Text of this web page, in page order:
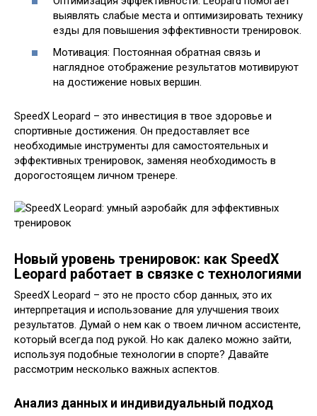
выявлять слабые места и оптимизировать технику
езды для повышения эффективности тренировок.
Мотивация: Постоянная обратная связь и
наглядное отображение результатов мотивируют
на достижение новых вершин.
SpeedX Leopard – это инвестиция в твое здоровье и
спортивные достижения. Он предоставляет все
необходимые инструменты для самостоятельных и
эффективных тренировок, заменяя необходимость в
дорогостоящем личном тренере.
Новый уровень тренировок: как SpeedX
Leopard работает в связке с технологиями
SpeedX Leopard – это не просто сбор данных, это их
интерпретация и использование для улучшения твоих
результатов. Думай о нем как о твоем личном ассистенте,
который всегда под рукой. Но как далеко можно зайти,
используя подобные технологии в спорте? Давайте
рассмотрим несколько важных аспектов.
Анализ данных и индивидуальный подход